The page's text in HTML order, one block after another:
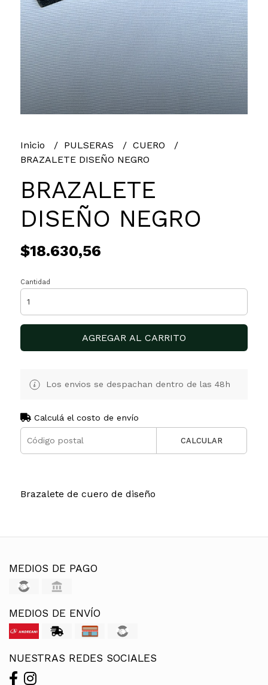
Inicio PULSERAS
CUERO
BRAZALETE DISEÑO NEGRO
BRAZALETE
DISEÑO NEGRO
$18.630,56
Cantidad
AGREGAR AL CARRITO
Los envios se despachan dentro de las 48h
Calculá el costo de envío
CALCULAR
Brazalete de cuero de diseño
MEDIOS DE PAGO
MEDIOS DE ENVÍO
NUESTRAS REDES SOCIALES